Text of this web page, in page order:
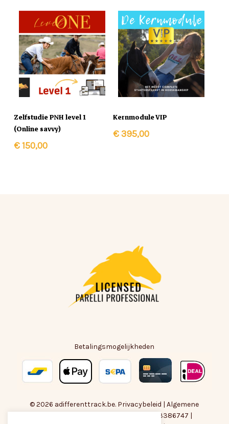
In Winkelmand
Zelfstudie PNH level 1
(Online savvy)
€150,00
In Winkelmand
Kernmodule VIP
€395,00
Betalingsmogelijkheden
© 2026 adifferenttrack.be. Privacybeleid |Algemene
| BTW-nummer : BE0783386747 |